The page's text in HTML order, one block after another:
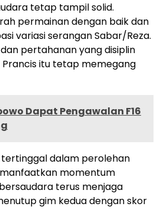
tetap tampil solid.
permainan dengan baik dan
variasi serangan Sabar/Reza.
pertahanan yang disiplin
itu tetap memegang
Dapat Pengawalan F16
dalam perolehan
momentum
terus menjaga
gim kedua dengan skor